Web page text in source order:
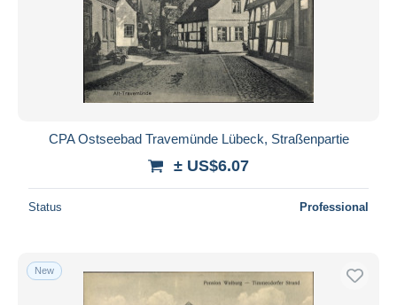
CPA Ostseebad Travemünde Lübeck, Straßenpartie
± US$6.07
Status Professional
New